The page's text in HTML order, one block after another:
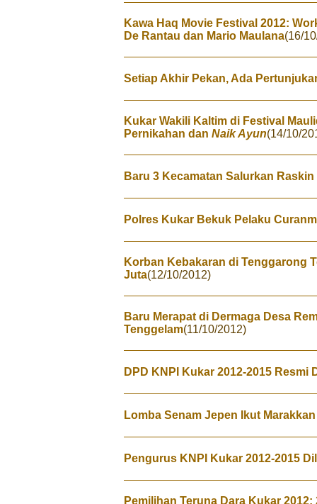
Kawa Haq Movie Festival 2012:
De Rantau dan Mario Maulana(16/
Setiap Akhir Pekan, Ada
Kukar Wakili Kaltim di Festival
Pernikahan dan Naik Ayun(14/10/
Baru 3 Kecamatan Salurkan
Polres Kukar Bekuk Pelaku
Korban Kebakaran di Tenggarong
Juta(12/10/2012)
Baru Merapat di Dermaga Desa
Tenggelam(11/10/2012)
DPD KNPI Kukar 2012-2015 Resmi
Lomba Senam Jepen Ikut
Pengurus KNPI Kukar 2012-2015
Pemilihan Teruna Dara Kukar